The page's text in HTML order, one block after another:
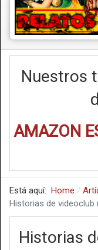
Nuestros
AMAZON
Está aquí: Home
Historias de videoclub
Historias